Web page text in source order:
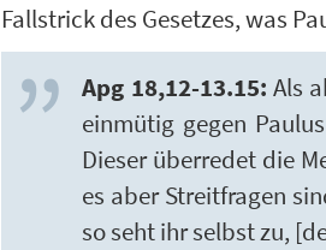
Fallstrick des Gesetzes, was
Apg 18,12-13.15: Als
einmütig gegen
Dieser überredet die
es aber Streitfragen
so seht ihr selbst zu,